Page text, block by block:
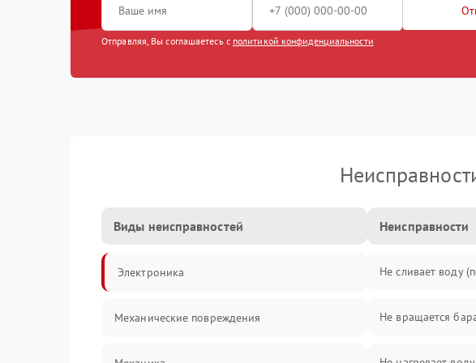
Отправляя, Вы соглашаетесь с политикой конфиденциальности
Виды неисправностей
Электроника
Механические повреждения
Неисправности
Не сливает воду
Не вращается